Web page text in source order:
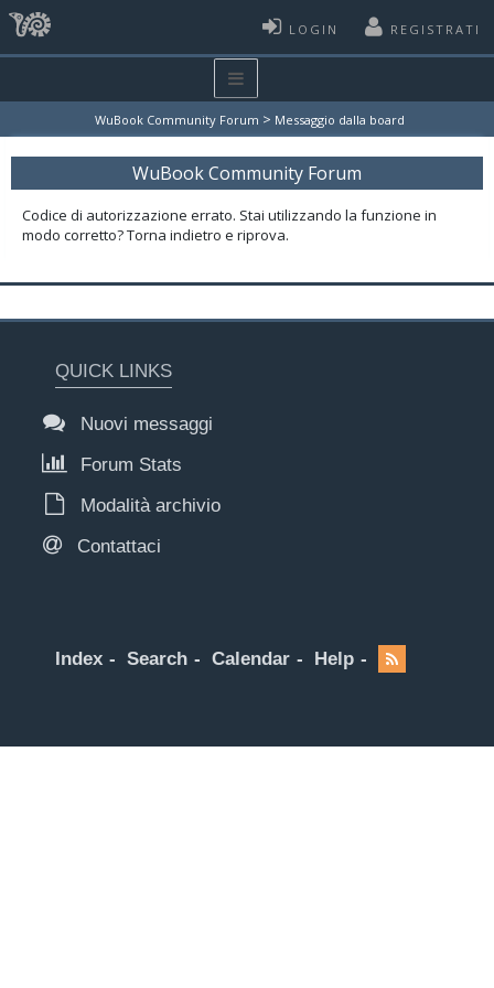
LOGIN REGISTRATI
WuBook Community Forum > Messaggio dalla board
WuBook Community Forum
Codice di autorizzazione errato. Stai utilizzando la funzione in
modo corretto? Torna indietro e riprova.
QUICK LINKS
Nuovi messaggi
Forum Stats
Modalità archivio
Contattaci
Index Search Calendar Help